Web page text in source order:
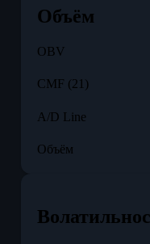
Объём
OBV
CMF (21)
A/D Line
Объём